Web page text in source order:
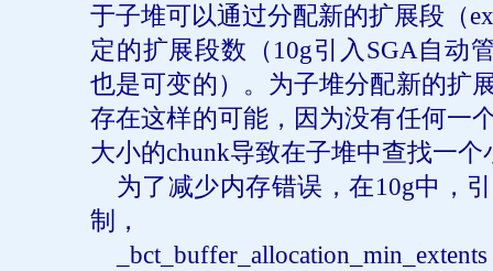
于子堆可以通过分配新的扩展段（
定的扩展段数（10g引入SGA自动
也是可变的）。为子堆分配新的扩
存在这样的可能，因为没有任何一
大小的chunk导致在子堆中查找一个
为了减少内存错误，在10g中，
制，